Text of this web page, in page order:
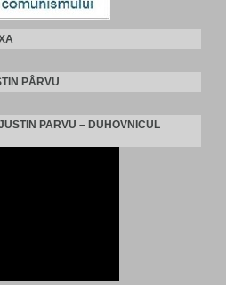
PÂRVU
PARVU – DUHOVNICUL